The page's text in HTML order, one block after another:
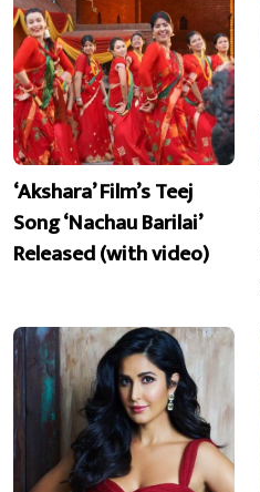
‘Akshara’ Film’s Teej
Song ‘Nachau Barilai’
Released (with video)